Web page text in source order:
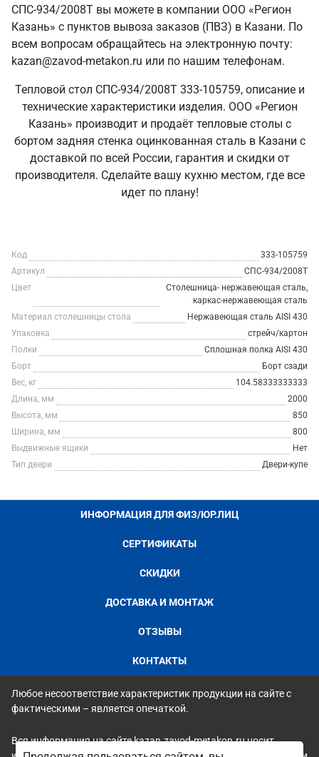
СПС-934/2008Т вы можете в компании ООО «Регион
Казань» с пунктов вывоза заказов (ПВЗ) в Казани. По
всем вопросам обращайтесь на электронную почту:
kazan@zavod-metakon.ru или по нашим телефонам.
Тепловой стол СПС-934/2008Т 333-105759, описание и
технические характеристики изделия. ООО «Регион
Казань» производит и продаёт тепловые столы с
бортом задняя стенка оцинкованная сталь в Казани с
доставкой по всей России, гарантия и скидки от
производителя. Сделайте вашу кухню местом, где все
идет по плану!
Код
333-105759
Артикул
СПС-934/2008Т
Цвет
Столешница- нержавеющая сталь,
каркас-нержавеющая сталь
Материал столешницы стола
Нержавеющая сталь AISI 430
Упаковка
стрейч/картон
Полки
Сплошная полка AISI 430
Борт
Борт сзади
Вес, кг
104.58333333333
Длина, мм
2000
Высота, мм
850
Ширина, мм
800
Выдвижные ящики
Нет
Тип двери
Двери-купе
ИНФОРМАЦИЯ ДЛЯ ФИЗ/ЮР.ЛИЦ
СЕРТИФИКАТЫ
СКИДКИ
ДОСТАВКА И МОНТАЖ
ОТЗЫВЫ
КОНТАКТЫ
Любое несоответствие характеристик продукции на сайте с
фактическими – является опечаткой.
Вся информация на сайте kazan.zavod-metakon.ru носит